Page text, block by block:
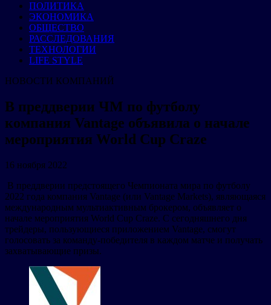
ПОЛИТИКА
ЭКОНОМИКА
ОБЩЕСТВО
РАССЛЕДОВАНИЯ
ТЕХНОЛОГИИ
LIFE STYLE
НОВОСТИ КОМПАНИЙ
В преддверии ЧМ по футболу
компания Vantage объявила о начале
мероприятия World Cup Craze
16 ноября 2022
В преддверии предстоящего Чемпионата мира по футболу
2022 года компания Vantage (или Vantage Markets), являющаяся
международным мультиактивным брокером, объявляет о
начале мероприятия World Cup Craze. С сегодняшнего дня
трейдеры, пользующиеся приложением Vantage, смогут
голосовать за команду-победителя в каждом матче и получать
захватывающие призы.